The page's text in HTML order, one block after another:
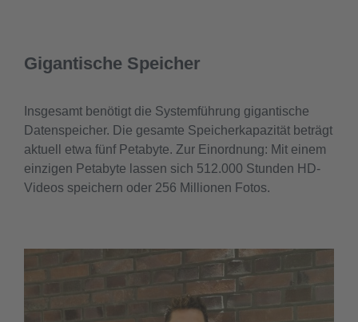
Gigantische Speicher
Insgesamt benötigt die Systemführung gigantische
Datenspeicher. Die gesamte Speicherkapazität beträgt
aktuell etwa fünf Petabyte. Zur Einordnung: Mit einem
einzigen Petabyte lassen sich 512.000 Stunden HD-
Videos speichern oder 256 Millionen Fotos.